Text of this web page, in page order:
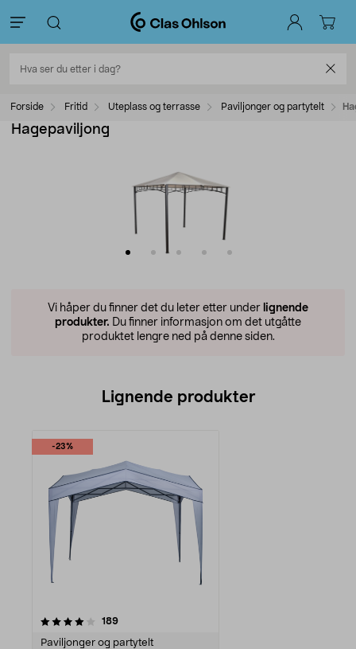
Forside Fritid Uteplass og terrasse Paviljonger og partytelt
Hagepaviljong
Vi håper du finner det du leter etter under lignende
produkter. Du finner informasjon om det utgåtte
produktet lengre ned på denne siden.
Lignende produkter
-23%
189anmeldelser
Paviljonger og partytelt